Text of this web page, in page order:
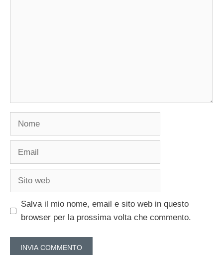
Nome
Email
Sito
Salva il mio nome, email e sito web in questo
browser per la prossima volta che commento.